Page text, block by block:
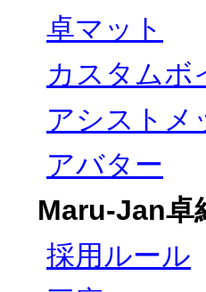
卓マット
カスタムボ
アシストメ
アバター
Maru-Jan卓
採用ルール